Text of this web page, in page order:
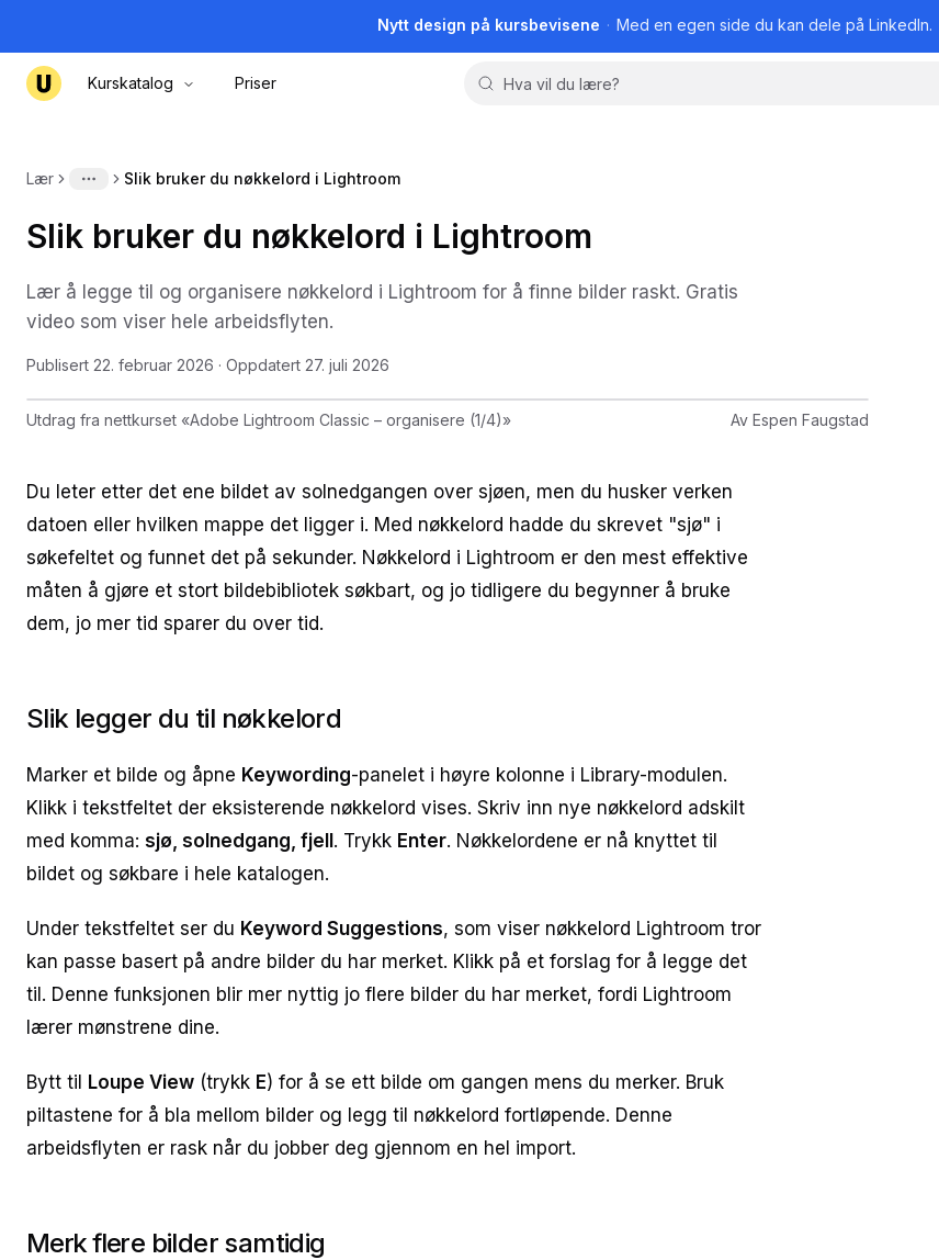
Nytt design på kursbevisene · Med en egen side du kan dele på LinkedIn.
Kurskatalog Priser
Lær MoreSlik bruker du nøkkelord i Lightroom
Slik bruker du nøkkelord i Lightroom
Lær å legge til og organisere nøkkelord i Lightroom for å finne bilder raskt. Gratis
video som viser hele arbeidsflyten.
Publisert 22. februar 2026 · Oppdatert 27. juli 2026
Utdrag fra nettkurset «Adobe Lightroom Classic – organisere (1/4)» Av Espen Faugstad
Du leter etter det ene bildet av solnedgangen over sjøen, men du husker verken
datoen eller hvilken mappe det ligger i. Med nøkkelord hadde du skrevet "sjø" i
søkefeltet og funnet det på sekunder. Nøkkelord i Lightroom er den mest effektive
måten å gjøre et stort bildebibliotek søkbart, og jo tidligere du begynner å bruke
dem, jo mer tid sparer du over tid.
Slik legger du til nøkkelord
Marker et bilde og åpne Keywording-panelet i høyre kolonne i Library-modulen.
Klikk i tekstfeltet der eksisterende nøkkelord vises. Skriv inn nye nøkkelord adskilt
med komma: sjø, solnedgang, fjell . Trykk Enter. Nøkkelordene er nå knyttet til
bildet og søkbare i hele katalogen.
Under tekstfeltet ser du Keyword Suggestions, som viser nøkkelord Lightroom tror
kan passe basert på andre bilder du har merket. Klikk på et forslag for å legge det
til. Denne funksjonen blir mer nyttig jo flere bilder du har merket, fordi Lightroom
lærer mønstrene dine.
Bytt til Loupe View (trykk E) for å se ett bilde om gangen mens du merker. Bruk
piltastene for å bla mellom bilder og legg til nøkkelord fortløpende. Denne
arbeidsflyten er rask når du jobber deg gjennom en hel import.
Merk flere bilder samtidig